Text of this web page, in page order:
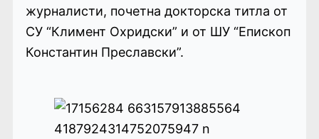
журналисти, почетна докторска титла от
СУ “Климент Охридски” и от ШУ “Епископ
Константин Преславски”.